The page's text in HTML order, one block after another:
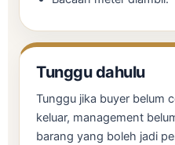
Tunggu dahulu
Tunggu jika buyer belum
keluar, management
barang yang boleh jadi